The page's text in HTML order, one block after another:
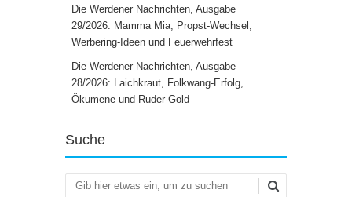
Die Werdener Nachrichten, Ausgabe
29/2026: Mamma Mia, Propst-Wechsel,
Werbering-Ideen und Feuerwehrfest
Die Werdener Nachrichten, Ausgabe
28/2026: Laichkraut, Folkwang-Erfolg,
Ökumene und Ruder-Gold
Suche
Suchen